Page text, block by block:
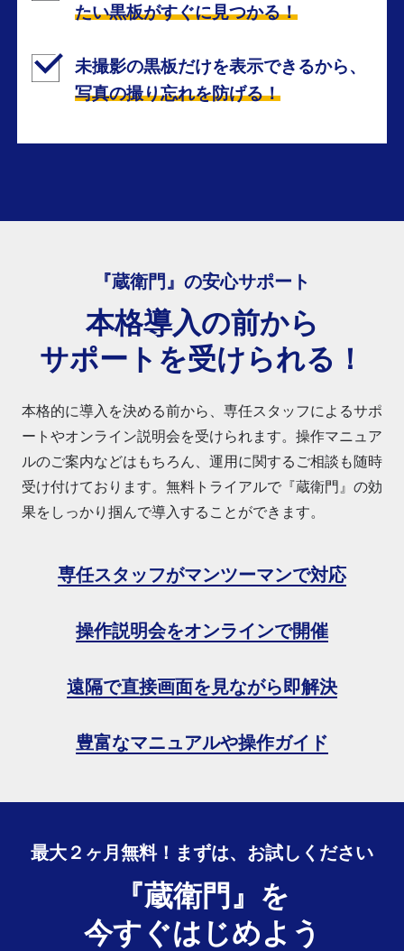
たい黒板がすぐに見つかる！
未撮影の黒板だけを表示できるから、
写真の撮り忘れを防げる！
『蔵衛門』の安心サポート
本格導入の前から
サポートを受けられる！
本格的に導入を決める前から、専任スタッフによるサポ
ートやオンライン説明会を受けられます。操作マニュア
ルのご案内などはもちろん、運用に関するご相談も随時
受け付けております。無料トライアルで『蔵衛門』の効
果をしっかり掴んで導入することができます。
専任スタッフがマンツーマンで対応
操作説明会をオンラインで開催
遠隔で直接画面を見ながら即解決
豊富なマニュアルや操作ガイド
最大２ヶ月無料！まずは、 お試しください
『蔵衛門』を
今すぐはじめよう